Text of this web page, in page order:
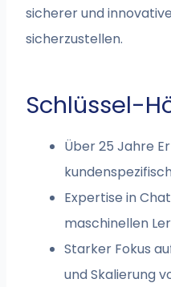
sicherer und
sicherzustellen.
Schlüssel-
Über 25 Jahre
Expertise in
maschinellen
Starker Fokus
und Skalierung